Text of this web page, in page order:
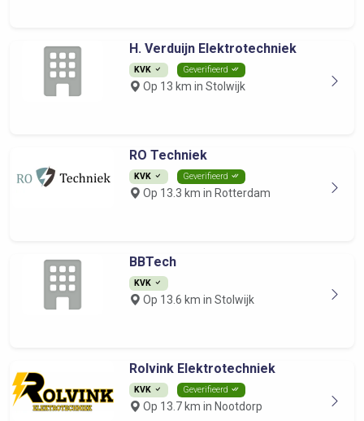
H. Verduijn Elektrotechniek
KVK Geverifieerd
Op 13 km in Stolwijk
RO Techniek
KVK Geverifieerd
Op 13.3 km in Rotterdam
BBTech
KVK
Op 13.6 km in Stolwijk
Rolvink Elektrotechniek
KVK Geverifieerd
Op 13.7 km in Nootdorp